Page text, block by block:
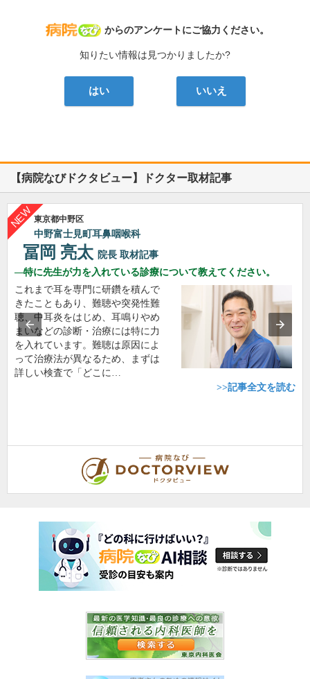
病院なび
からのアンケートにご協力ください。
知りたい情報は見つかりましたか?
はい いいえ
【病院なびドクタビュー】ドクター取材記事
東京都中野区
中野富士見町耳鼻咽喉科
冨岡 亮太 院長 取材記事
特に先生が力を入れている診療について教えてください。
これまで耳を専門に研鑽を積んで
きたこともあり、難聴や突発性難
聴、中耳炎をはじめ、耳鳴りやめ
まいなどの診断・治療には特に力
を入れています。難聴は原因によ
って治療法が異なるため、まずは
詳しい検査で「どこに…
>>記事全文を読む